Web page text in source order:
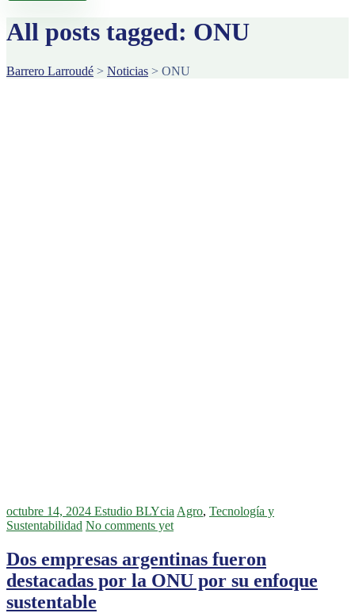
All posts tagged: ONU
Barrero Larroudé > Noticias > ONU
octubre 14, 2024 Estudio BLYcia Agro, Tecnología y
Sustentabilidad No comments yet
Dos empresas argentinas fueron
destacadas por la ONU por su enfoque
sustentable